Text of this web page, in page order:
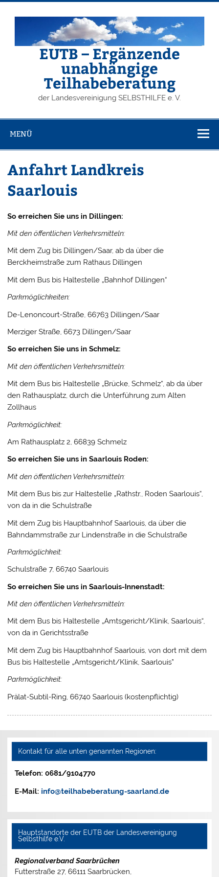
Zum
springen
EUTB – Ergänzende
unabhängige
Teilhabeberatung
der Landesvereinigung SELBSTHILFE e. V.
MENÜ
Anfahrt Landkreis
Saarlouis
So erreichen Sie uns in Dillingen:
Mit den öffentlichen Verkehrsmitteln:
Mit dem Zug bis Dillingen/Saar, ab da über die
Berckheimstraße zum Rathaus Dillingen
Mit dem Bus bis Haltestelle „Bahnhof Dillingen“
Parkmöglichkeiten:
De-Lenoncourt-Straße, 66763 Dillingen/Saar
Merziger Straße, 6673 Dillingen/Saar
So erreichen Sie uns in Schmelz:
Mit den öffentlichen Verkehrsmitteln:
Mit dem Bus bis Haltestelle „Brücke, Schmelz“, ab da über
den Rathausplatz, durch die Unterführung zum Alten
Zollhaus
Parkmöglichkeit:
Am Rathausplatz 2, 66839 Schmelz
So erreichen Sie uns in Saarlouis Roden:
Mit den öffentlichen Verkehrsmitteln:
Mit dem Bus bis zur Haltestelle „Rathstr., Roden Saarlouis“,
von da in die Schulstraße
Mit dem Zug bis Hauptbahnhof Saarlouis, da über die
Bahndammstraße zur Lindenstraße in die Schulstraße
Parkmöglichkeit:
Schulstraße 7, 66740 Saarlouis
So erreichen Sie uns in Saarlouis-Innenstadt:
Mit den öffentlichen Verkehrsmitteln:
Mit dem Bus bis Haltestelle „Amtsgericht/Klinik, Saarlouis“,
von da in Gerichtsstraße
Mit dem Zug bis Hauptbahnhof Saarlouis, von dort mit dem
Bus bis Haltestelle „Amtsgericht/Klinik, Saarlouis”
Parkmöglichkeit:
Prälat-Subtil-Ring, 66740 Saarlouis (kostenpflichtig)
Kontakt für alle unten genannten Regionen:
Telefon: 0681/9104770
E-Mail: info@teilhabeberatung-saarland.de
Hauptstandorte der EUTB der Landesvereinigung
Selbsthilfe e.V.
Regionalverband Saarbrücken
Futterstraße 27, 66111 Saarbrücken,